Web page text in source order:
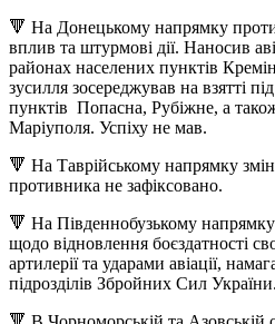
🔻 На Донецькому напрямку
вплив та штурмові дії. Наносив
районах населених пунктів
зусилля зосереджував на взятті
пунктів Попасна, Рубіжне, а
Маріуполя. Успіху не мав.
🔻 На Таврійському напрямку
противника не зафіксовано.
🔻 На Південнобузькому
щодо відновлення боєздатності
артилерії та ударами авіації,
підрозділів Збройних Сил України.